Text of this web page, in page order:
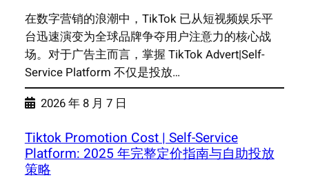
在数字营销的浪潮中，TikTok 已从短视频娱乐平
台迅速演变为全球品牌争夺用户注意力的核心战
场。对于广告主而言，掌握 TikTok Advert|Self-
Service Platform 不仅是投放…
2026 年 8 月 7 日
Tiktok Promotion Cost | Self-Service
Platform: 2025 年完整定价指南与自助投放
策略